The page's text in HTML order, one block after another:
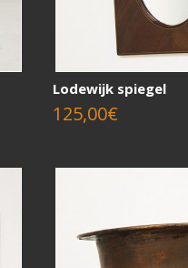
Lodewijk spiegel
125,00€